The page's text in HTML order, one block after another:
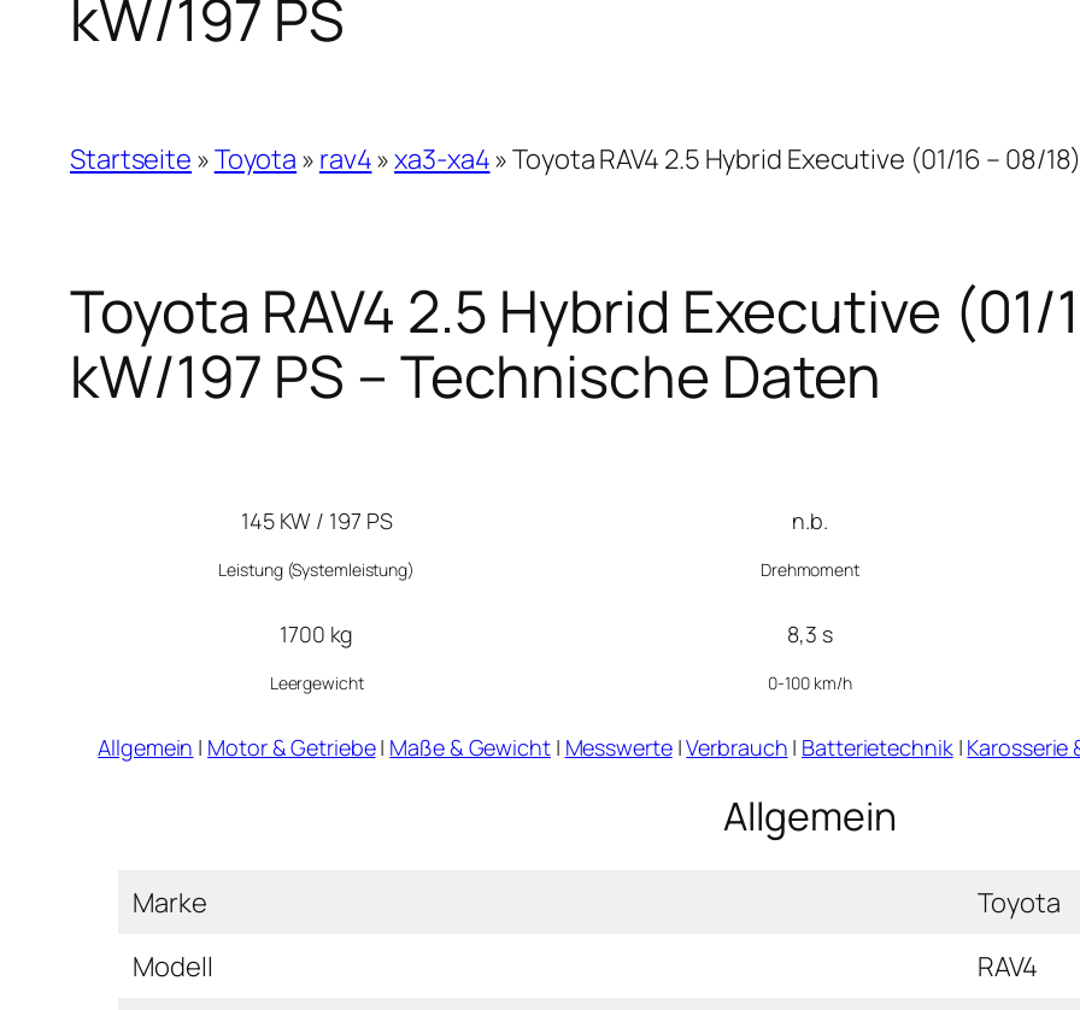
kW/197 PS
Startseite »Toyota » rav4»xa3-xa4»Toyota RAV4 2.5 Hybrid Executive (01/16 – 08/
Toyota RAV4 2.5 Hybrid Executive (01/
kW/197 PS – Technische Daten
145 KW / 197 PS
Leistung(Systemleistung)
n.b.
Drehmoment
1700 kg
Leergewicht
8,3 s
0-100 km/h
Allgemein | Motor & Getriebe| Maße & Gewicht| Messwerte|Verbrauch | Batterietechnik | Karosserie
Allgemein
Marke
Toyota
Modell
RAV4